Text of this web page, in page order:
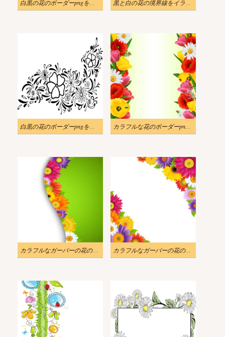
白黒の花のボーダーpngをイラストします 黒と白の花の境界線をイラストします。
白黒の花のボーダーpngをイラストします カラフルな花のボーダーpngをイラストします
カラフルなガーバーの花の境界線をイラストします。 カラフルなガーバーの花の境界線をイラストします。